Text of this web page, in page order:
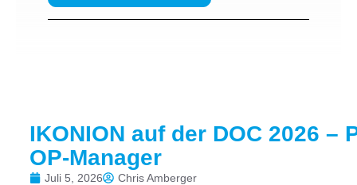
IKONION auf der DOC 2026 –
OP-Manager
Juli 5, 2026 Chris Amberger